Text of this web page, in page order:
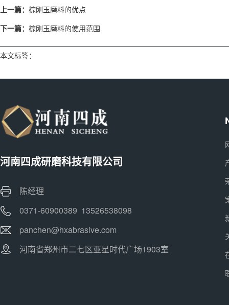
上一篇： 棕刚玉磨料的优点
下一篇： 棕刚玉磨料的使用范围
本文标签：
河南四成研磨科技有限公司
陈经理
0371-60900389 13526538098
panchen@hxabrasive.com
河南省郑州市二七区亚星时代广场1903室